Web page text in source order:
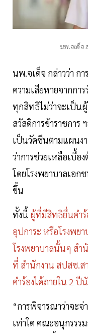
นพ.จเด็จ
นพ.จเด็จ กล่าวว่า ก
ความเสียหายจากกา
ทุกสิทธิไม่ว่าจะเป็น
สวัสดิการข้าราชการ
เป็นวัคซีนตามแผนง
ว่าการช่วยเหลือเบื้อ
โดยโรงพยาบาลเอก
ขึ้น
ทั้งนี้ ผู้ที่มีสิทธิยื่นคำ
อุปการะ หรือโรงพย
โรงพยาบาลนั้นๆ สำ
ที่ สำนักงาน สปสช.ส
คำร้องได้ภายใน 2
“การพิจารณาว่าจะ
เท่าใด คณะอนุกรรร